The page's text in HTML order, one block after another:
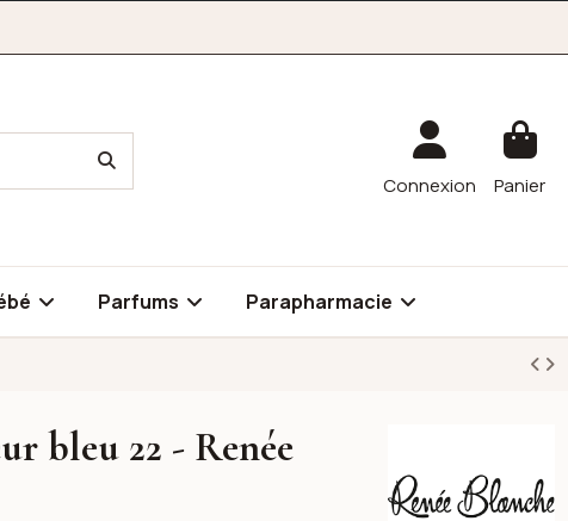
Connexion Panier
Parfums Parapharmacie
bleu 22 - Renée